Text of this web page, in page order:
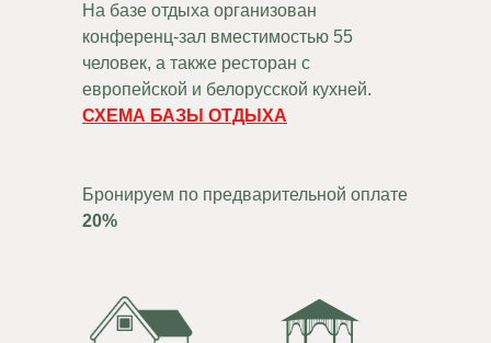
На базе отдыха организован
конференц-зал вместимостью 55
человек, а также ресторан с
европейской и белорусской кухней.
СХЕМА БАЗЫ ОТДЫХА
Бронируем по предварительной оплате
20%